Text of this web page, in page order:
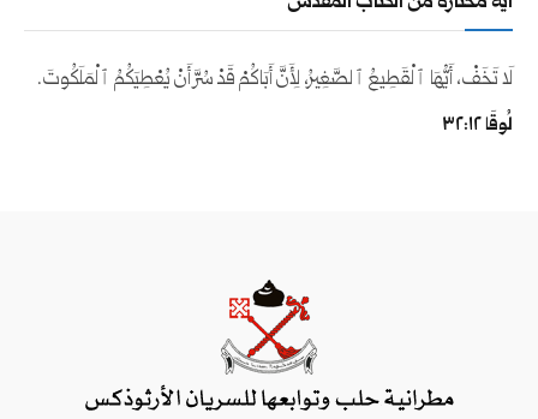
لَا تَخَفْ، أَيُّهَا ٱلْقَطِيعُ ٱلصَّغِيرُ، لِأَنَّ أَبَاكُمْ قَدْ سُرَّ أَنْ يُعْطِيَكُمُ ٱلْمَلَكُوتَ.
لُوقَا ١٢:‏٣٢